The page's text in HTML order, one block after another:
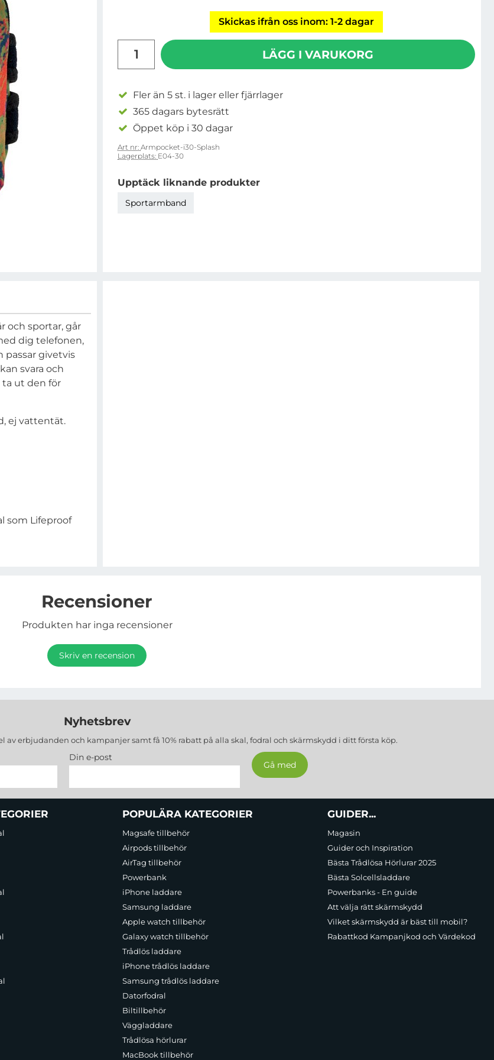
Skickas ifrån oss inom: 1-2 dagar
LÄGG I VARUKORG
Fler än 5 st. i lager eller fjärrlager
365 dagars bytesrätt
Öppet köp i 30 dagar
Art nr: Armpocket-i30-Splash
Lagerplats: E04-30
Upptäck liknande produkter
Sportarmband
och sportar, går
dig telefonen,
passar givetvis
svara och
ta ut den för
ej vattentät.
som Lifeproof
Recensioner
Produkten har inga recensioner
Skriv en recension
Nyhetsbrev
av erbjudanden och kampanjer samt få 10% rabatt på alla skal, fodral och skärmskydd i ditt första köp.
Din e-post
POPULÄRA KATEGORIER
Magsafe tillbehör
Airpods tillbehör
AirTag tillbehör
Powerbank
iPhone laddare
Samsung laddare
Apple watch tillbehör
Galaxy watch tillbehör
Trådlös laddare
iPhone trådlös laddare
Samsung trådlös laddare
Datorfodral
Biltillbehör
Väggladdare
Trådlösa hörlurar
MacBook tillbehör
GUIDER...
Magasin
Guider och Inspiration
Bästa Trådlösa Hörlurar 2025
Bästa Solcellsladdare
Powerbanks - En guide
Att välja rätt skärmskydd
Vilket skärmskydd är bäst till mobil?
Rabattkod Kampanjkod och Värdekod